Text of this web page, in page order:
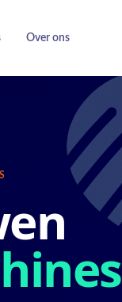
Over ons